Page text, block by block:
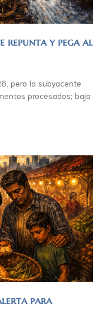
repunta y pega al
pero la subyacente
procesados; baja
para